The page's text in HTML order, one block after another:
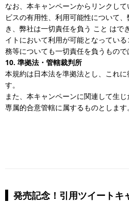
なお、本キャンペーンからリンクし
ビスの有用性、利用可能性について
き、弊社は一切責任を負う こと はで
イトにおいて利用が可能となってい
務等についても一切責任を負うもので
10. 準拠法・管轄裁判所
本規約は日本法を準拠法とし、これ
す。
また、本キャンペーンに関連して生
専属的合意管轄に属するものとします。
発売記念！引用ツイートキ